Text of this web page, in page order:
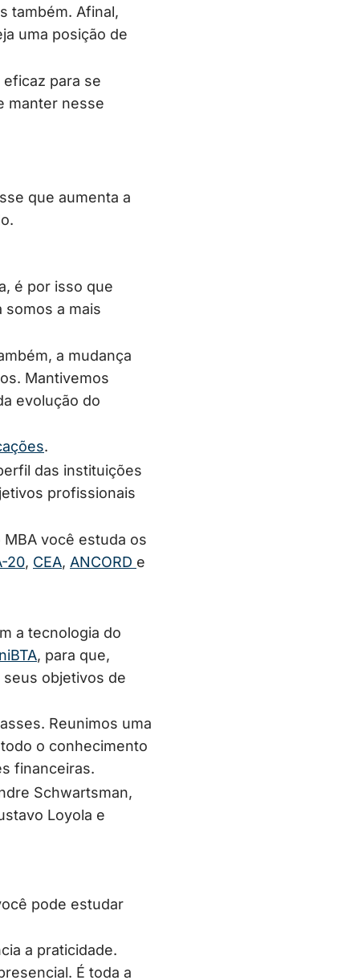
também. Afinal,
uma posição de
para se
manter nesse
que aumenta a
é por isso que
somos a mais
a mudança
Mantivemos
evolução do
.
das instituições
profissionais
você estuda os
20, CEA, ANCORD e
a tecnologia do
, para que,
objetivos de
Reunimos uma
o conhecimento
financeiras.
Schwartsman,
Loyola e
pode estudar
a praticidade.
É toda a